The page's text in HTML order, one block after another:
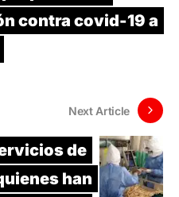
contra covid-19 a
Next Article
de
han